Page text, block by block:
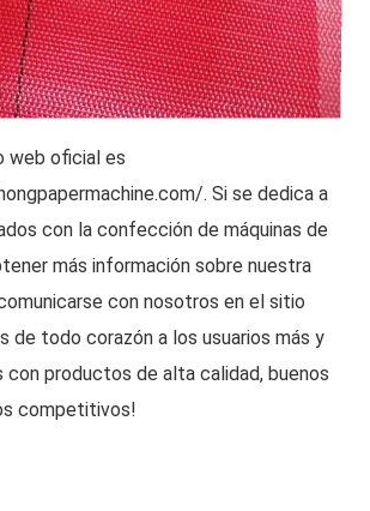
web oficial es
. Si se dedica a
con la confección de máquinas de
más información sobre nuestra
con nosotros en el sitio
de todo corazón a los usuarios más y
con productos de alta calidad, buenos
competitivos!